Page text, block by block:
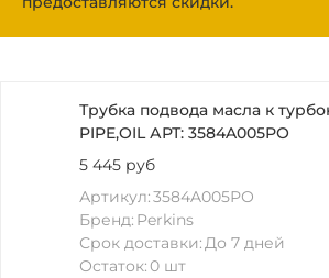
Трубка подвода масла к
PIPE,OIL АРТ: 3584A005РО
5 445 руб
Артикул:3584A005РО
Бренд: Perkins
Срок доставки:До 7 дней
Остаток:0 шт